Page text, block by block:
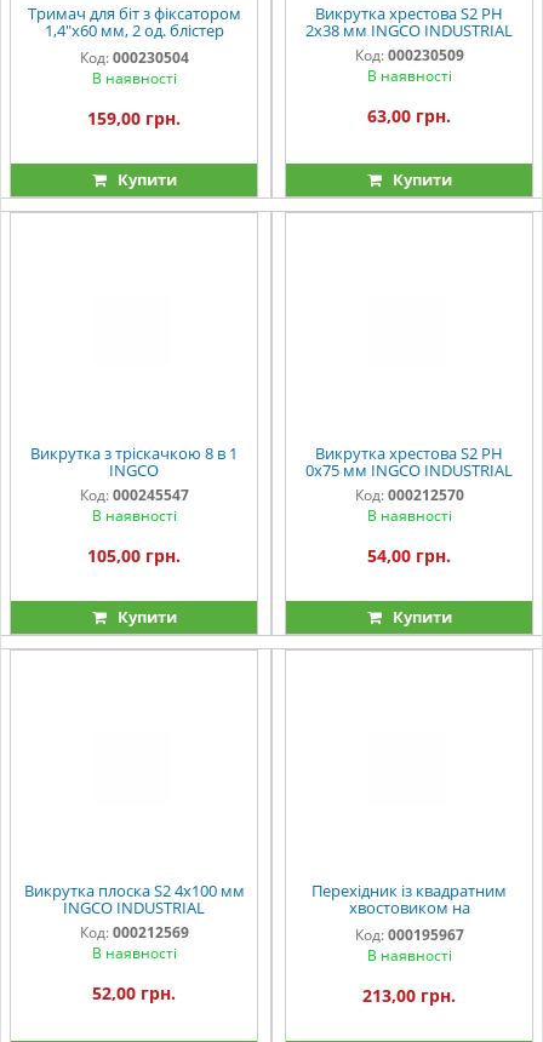
Тримач для біт з фіксатором
1,4"х60 мм, 2 од. блістер
INGCO
Код: 000230504
В наявності
159,00 грн.
Купити
Викрутка хрестова S2 PH
2х38 мм INGCO INDUSTRIAL
Код: 000230509
В наявності
63,00 грн.
Купити
Викрутка з тріскачкою 8 в 1
INGCO
Код: 000245547
В наявності
105,00 грн.
Купити
Викрутка хрестова S2 PH
0х75 мм INGCO INDUSTRIAL
Код: 000212570
В наявності
54,00 грн.
Купити
Викрутка плоска S2 4х100 мм
INGCO INDUSTRIAL
Код: 000212569
В наявності
52,00 грн.
Перехідник із квадратним
хвостовиком на
INGCO
Код: 000195967
В наявності
213,00 грн.